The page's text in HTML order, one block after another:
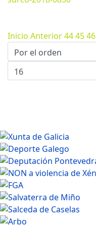
Inicio Anterior444546